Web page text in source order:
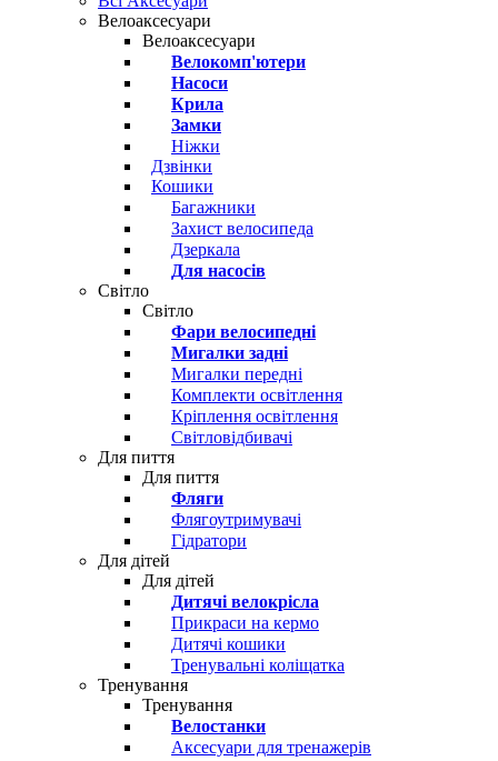
Велоаксесуари
Велоаксесуари
Велокомп'ютери
Насоси
Крила
Замки
Ніжки
Дзвінки
Кошики
Багажники
Захист велосипеда
Дзеркала
Для насосів
Світло
Світло
Фари велосипедні
Мигалки задні
Мигалки передні
Комплекти освітлення
Кріплення освітлення
Світловідбивачі
Для пиття
Для пиття
Фляги
Флягоутримувачі
Гідратори
Для дітей
Для дітей
Дитячі велокрісла
Прикраси на кермо
Дитячі кошики
Тренувальні коліщатка
Тренування
Тренування
Велостанки
Аксесуари для тренажерів